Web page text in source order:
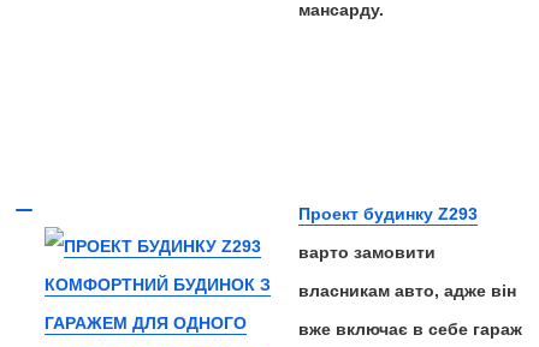
мансарду.
Проект будинку Z293
варто замовити
власникам авто, адже він
вже включає в себе гараж